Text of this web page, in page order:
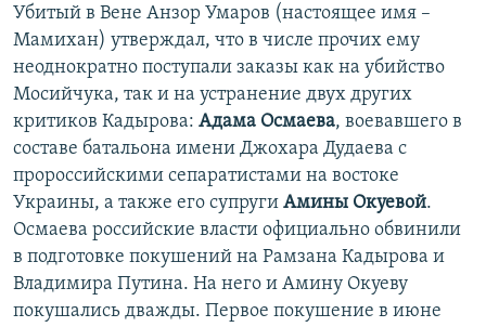
Убитый в Вене Анзор Умаров (настоящее имя –
Мамихан) утверждал, что в числе прочих ему
неоднократно поступали заказы как на убийство
Мосийчука, так и на устранение двух других
критиков Кадырова: Адама Осмаева, воевавшего в
составе батальона имени Джохара Дудаева с
пророссийскими сепаратистами на востоке
Украины, а также его супруги Амины Окуевой.
Осмаева российские власти официально обвинили
в подготовке покушений на Рамзана Кадырова и
Владимира Путина. На него и Амину Окуеву
покушались дважды. Первое покушение в июне